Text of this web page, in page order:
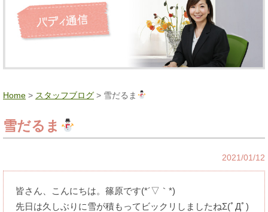
Home > スタッフブログ > 雪だるま
雪だるま
2021/01/12
皆さん、こんにちは。篠原です(*´▽｀*)
先日は久しぶりに雪が積もってビックリしましたねΣ(ﾟДﾟ)